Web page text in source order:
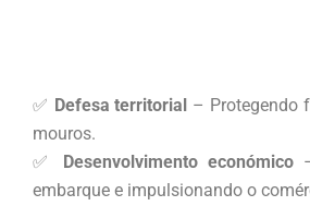
✅ Defesa territorial – Protegendo
mouros.
✅ Desenvolvimento económico
embarque e impulsionando o